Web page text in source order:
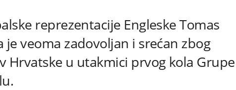
reprezentacije Engleske Tomas
je veoma zadovoljan i srećan zbog
Hrvatske u utakmici prvog kola Grupe